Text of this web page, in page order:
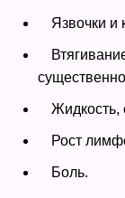
Язвочки и
Жидкость,
Рост
Боль.